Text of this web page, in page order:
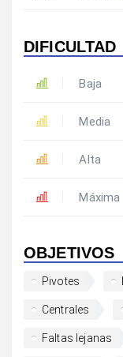
DIFICULTAD
Baja
Media
Alta
Máxima
OBJETIVOS
Pivotes
Centrales
Faltas lejanas